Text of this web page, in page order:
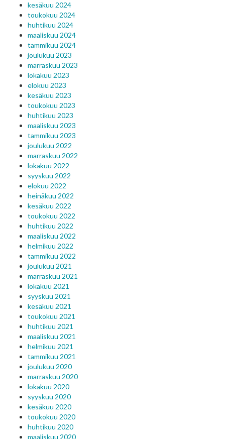
kesäkuu 2024
toukokuu 2024
huhtikuu 2024
maaliskuu 2024
tammikuu 2024
joulukuu 2023
marraskuu 2023
lokakuu 2023
elokuu 2023
kesäkuu 2023
toukokuu 2023
huhtikuu 2023
maaliskuu 2023
tammikuu 2023
joulukuu 2022
marraskuu 2022
lokakuu 2022
syyskuu 2022
elokuu 2022
heinäkuu 2022
kesäkuu 2022
toukokuu 2022
huhtikuu 2022
maaliskuu 2022
helmikuu 2022
tammikuu 2022
joulukuu 2021
marraskuu 2021
lokakuu 2021
syyskuu 2021
kesäkuu 2021
toukokuu 2021
huhtikuu 2021
maaliskuu 2021
helmikuu 2021
tammikuu 2021
joulukuu 2020
marraskuu 2020
lokakuu 2020
syyskuu 2020
kesäkuu 2020
toukokuu 2020
huhtikuu 2020
maaliskuu 2020